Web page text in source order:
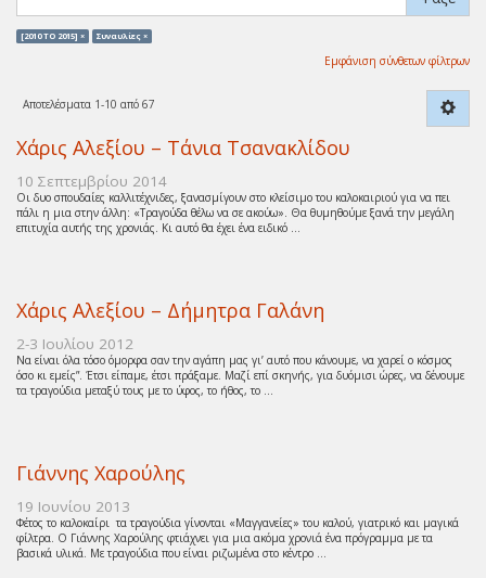
[2010 TO 2015] × Συναυλίες ×
Εμφάνιση σύνθετων φίλτρων
Αποτελέσματα 1-10 από 67
Χάρις Αλεξίου – Τάνια Τσανακλίδου
10 Σεπτεμβρίου 2014
Οι δυο σπουδαίες καλλιτέχνιδες, ξανασμίγουν στο κλείσιμο του καλοκαιριού για να πει
πάλι η μια στην άλλη: «Τραγούδα θέλω να σε ακούω». Θα θυμηθούμε ξανά την μεγάλη
επιτυχία αυτής της χρονιάς. Κι αυτό θα έχει ένα ειδικό ...
Χάρις Αλεξίου – Δήμητρα Γαλάνη
2-3 Ιουλίου 2012
Να είναι όλα τόσο όμορφα σαν την αγάπη μας γι’ αυτό που κάνουμε, να χαρεί ο κόσμος
όσο κι εμείς”. Έτσι είπαμε, έτσι πράξαμε. Μαζί επί σκηνής, για δυόμισι ώρες, να δένουμε
τα τραγούδια μεταξύ τους με το ύφος, το ήθος, το ...
Γιάννης Χαρούλης
19 Ιουνίου 2013
Φέτος το καλοκαίρι τα τραγούδια γίνονται «Μαγγανείες» του καλού, γιατρικό και μαγικά
φίλτρα. Ο Γιάννης Χαρούλης φτιάχνει για μια ακόμα χρονιά ένα πρόγραμμα με τα
βασικά υλικά. Με τραγούδια που είναι ριζωμένα στο κέντρο ...